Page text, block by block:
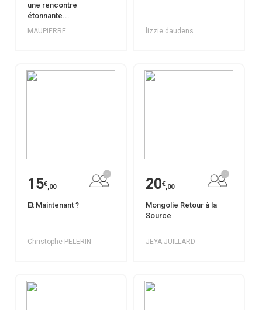
une rencontre
étonnante...
MAUPIERRE lizzie daudens
15€,00
Et Maintenant ?
Christophe PELERIN
20€,00
Mongolie Retour à la
Source
JEYA JUILLARD